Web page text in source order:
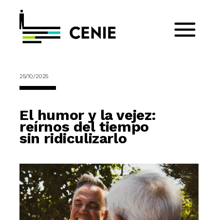
25/10/2025
El humor y la vejez:
reírnos del tiempo
sin ridiculizarlo